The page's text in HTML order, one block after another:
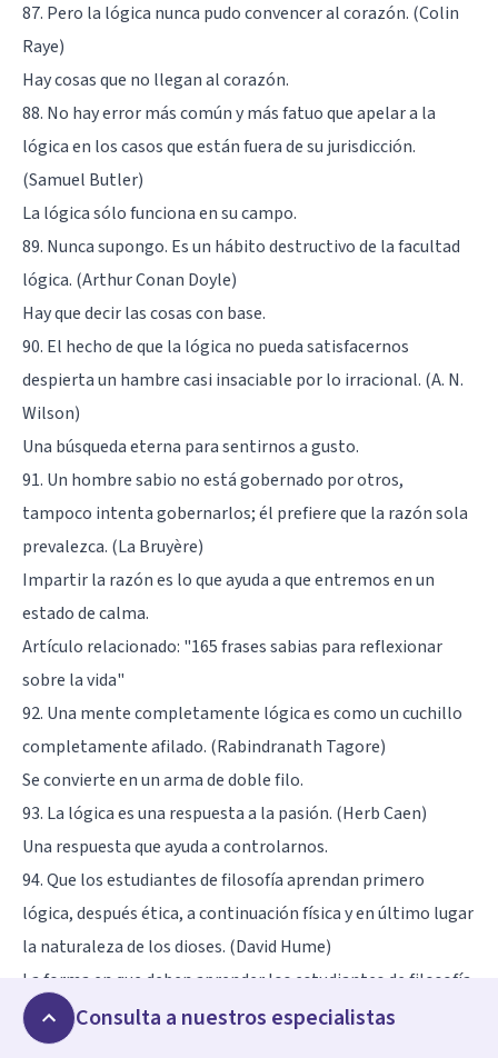
87. Pero la lógica nunca pudo convencer al corazón. (Colin
Raye)
Hay cosas que no llegan al corazón.
88. No hay error más común y más fatuo que apelar a la
lógica en los casos que están fuera de su jurisdicción.
(Samuel Butler)
La lógica sólo funciona en su campo.
89. Nunca supongo. Es un hábito destructivo de la facultad
lógica. (Arthur Conan Doyle)
Hay que decir las cosas con base.
90. El hecho de que la lógica no pueda satisfacernos
despierta un hambre casi insaciable por lo irracional. (A. N.
Wilson)
Una búsqueda eterna para sentirnos a gusto.
91. Un hombre sabio no está gobernado por otros,
tampoco intenta gobernarlos; él prefiere que la razón sola
prevalezca. (La Bruyère)
Impartir la razón es lo que ayuda a que entremos en un
estado de calma.
Artículo relacionado: "165 frases sabias para reflexionar
sobre la vida"
92. Una mente completamente lógica es como un cuchillo
completamente afilado. (Rabindranath Tagore)
Se convierte en un arma de doble filo.
93. La lógica es una respuesta a la pasión. (Herb Caen)
Una respuesta que ayuda a controlarnos.
94. Que los estudiantes de filosofía aprendan primero
lógica, después ética, a continuación física y en último lugar
la naturaleza de los dioses. (David Hume)
La forma en que deben aprender los estudiantes de filosofía.
95. Cuando Dios habla, tenemos que movilizarnos, no
razonar. (Joyce Meyer)
Consulta a nuestros especialistas